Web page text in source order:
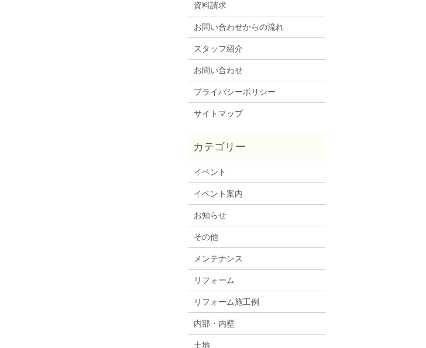
資料請求
お問い合わせからの流れ
スタッフ紹介
お問い合わせ
プライバシーポリシー
サイトマップ
イベント
イベント案内
お知らせ
その他
メンテナンス
リフォーム
リフォーム施工例
内部・内壁
土地